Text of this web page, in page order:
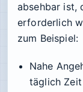
absehbar ist,
erforderlich
zum Beispiel:
Nahe
täglich